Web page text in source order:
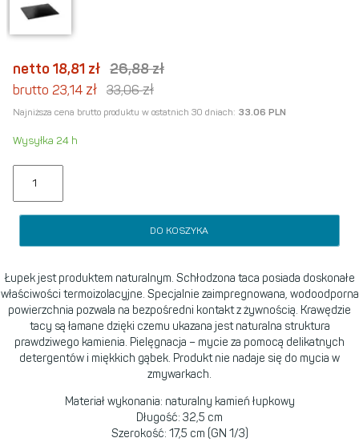
netto 18,81 zł 26,88zł
brutto 23,14 zł 33,06zł
Najniższa cena brutto produktu w ostatnich 30 dniach: 33.06 PLN
Wysyłka 24 h
DO KOSZYKA
Łupek jest produktem naturalnym. Schłodzona taca posiada doskonałe
właściwości termoizolacyjne. Specjalnie zaimpregnowana, wodoodporna
powierzchnia pozwala na bezpośredni kontakt z żywnością. Krawędzie
tacy są łamane dzięki czemu ukazana jest naturalna struktura
prawdziwego kamienia. Pielęgnacja – mycie za pomocą delikatnych
detergentów i miękkich gąbek. Produkt nie nadaje się do mycia w
zmywarkach.
Materiał wykonania: naturalny kamień łupkowy
Długość: 32,5 cm
Szerokość: 17,5 cm (GN 1/3)